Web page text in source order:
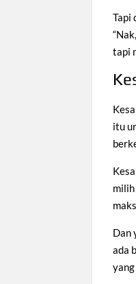
Tapi
tapi
itu
Dan
ada